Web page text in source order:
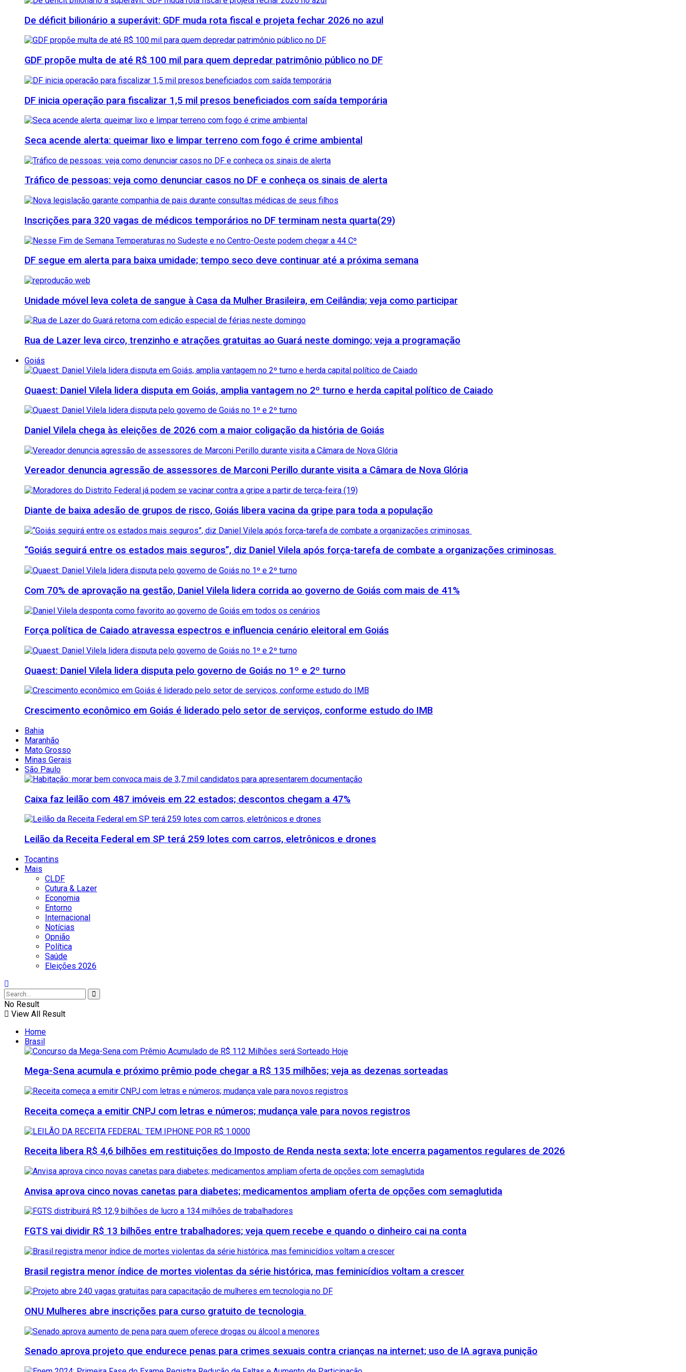
De déficit bilionário a superávit: GDF muda rota fiscal e projeta fechar 2026 no azul
GDF propõe multa de até R$ 100 mil para quem depredar patrimônio público no DF
DF inicia operação para fiscalizar 1,5 mil presos beneficiados com saída temporária
Seca acende alerta: queimar lixo e limpar terreno com fogo é crime ambiental
Tráfico de pessoas: veja como denunciar casos no DF e conheça os sinais de alerta
Inscrições para 320 vagas de médicos temporários no DF terminam nesta quarta(29)
DF segue em alerta para baixa umidade; tempo seco deve continuar até a próxima semana
Unidade móvel leva coleta de sangue à Casa da Mulher Brasileira, em Ceilândia; veja como participar
Rua de Lazer leva circo, trenzinho e atrações gratuitas ao Guará neste domingo; veja a programação
Goiás
Quaest: Daniel Vilela lidera disputa em Goiás, amplia vantagem no 2º turno e herda capital político de Caiado
Daniel Vilela chega às eleições de 2026 com a maior coligação da história de Goiás
Vereador denuncia agressão de assessores de Marconi Perillo durante visita a Câmara de Nova Glória
Diante de baixa adesão de grupos de risco, Goiás libera vacina da gripe para toda a população
“Goiás seguirá entre os estados mais seguros”, diz Daniel Vilela após força-tarefa de combate a organizações criminosas
Com 70% de aprovação na gestão, Daniel Vilela lidera corrida ao governo de Goiás com mais de 41%
Força política de Caiado atravessa espectros e influencia cenário eleitoral em Goiás
Quaest: Daniel Vilela lidera disputa pelo governo de Goiás no 1º e 2º turno
Crescimento econômico em Goiás é liderado pelo setor de serviços, conforme estudo do IMB
Bahia
Maranhão
Mato Grosso
Minas Gerais
São Paulo
Caixa faz leilão com 487 imóveis em 22 estados; descontos chegam a 47%
Leilão da Receita Federal em SP terá 259 lotes com carros, eletrônicos e drones
Tocantins
Mais
CLDF
Cutura & Lazer
Economia
Entorno
Internacional
Notícias
Opnião
Política
Saúde
Eleições 2026
No Result
View All Result
Home
Brasil
Mega-Sena acumula e próximo prêmio pode chegar a R$ 135 milhões; veja as dezenas sorteadas
Receita começa a emitir CNPJ com letras e números; mudança vale para novos registros
Receita libera R$ 4,6 bilhões em restituições do Imposto de Renda nesta sexta; lote encerra pagamentos regulares de 2026
Anvisa aprova cinco novas canetas para diabetes; medicamentos ampliam oferta de opções com semaglutida
FGTS vai dividir R$ 13 bilhões entre trabalhadores; veja quem recebe e quando o dinheiro cai na conta
Brasil registra menor índice de mortes violentas da série histórica, mas feminicídios voltam a crescer
ONU Mulheres abre inscrições para curso gratuito de tecnologia
Senado aprova projeto que endurece penas para crimes sexuais contra crianças na internet; uso de IA agrava punição